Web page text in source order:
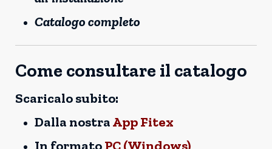
Catalogo completo
Come consultare il catalogo
Scaricalo subito:
Dalla nostraApp Fitex